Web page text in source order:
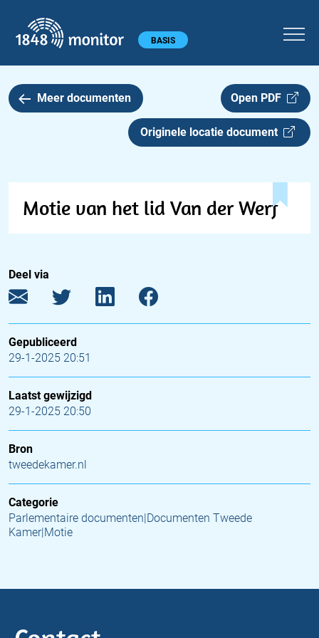
Hoofdmenu BASIS
Meer documenten Open PDF
Originele locatie document
Motie van het lid Van der Werf
Deel via
Gepubliceerd
29-1-2025 20:51
Laatst gewijzigd
29-1-2025 20:50
Bron
tweedekamer.nl
Categorie
Parlementaire documenten|Documenten Tweede
Kamer|Motie